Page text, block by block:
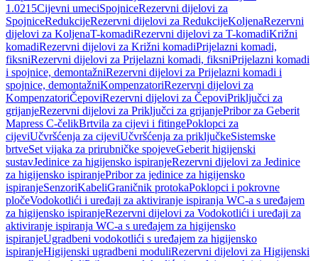
1.0215Cijevni umeciSpojniceRezervni dijelovi za
SpojniceRedukcijeRezervni dijelovi za RedukcijeKoljenaRezervni
dijelovi za KoljenaT-komadiRezervni dijelovi za T-komadiKrižni
komadiRezervni dijelovi za Križni komadiPrijelazni komadi,
fiksniRezervni dijelovi za Prijelazni komadi, fiksniPrijelazni komadi
i spojnice, demontažniRezervni dijelovi za Prijelazni komadi i
spojnice, demontažniKompenzatoriRezervni dijelovi za
KompenzatoriČepoviRezervni dijelovi za ČepoviPriključci za
grijanjeRezervni dijelovi za Priključci za grijanjePribor za Geberit
Mapress C-čelikBrtvila za cijevi i fitingePoklopci za
cijeviUčvršćenja za cijeviUčvršćenja za priključkeSistemske
brtveSet vijaka za prirubničke spojeveGeberit higijenski
sustavJedinice za higijensko ispiranjeRezervni dijelovi za Jedinice
za higijensko ispiranjePribor za jedinice za higijensko
ispiranjeSenzoriKabeliGraničnik protokaPoklopci i pokrovne
pločeVodokotlići i uređaji za aktiviranje ispiranja WC-a s uređajem
za higijensko ispiranjeRezervni dijelovi za Vodokotlići i uređaji za
aktiviranje ispiranja WC-a s uređajem za higijensko
ispiranjeUgradbeni vodokotlići s uređajem za higijensko
ispiranjeHigijenski ugradbeni moduliRezervni dijelovi za Higijenski